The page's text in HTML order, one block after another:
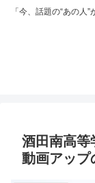
「今、話題の“あの人
酒田南高等
動画アップ